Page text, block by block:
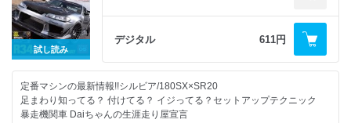
試乗インプレッション@佐々木コータ
カギパンチMR2の脱ポンコツDIYチャレンジ
クラッチの超異常報告
■シリーズ/レギュラーコーナー
試し読み
デジタル 611円
定番マシンの最新情報!!シルビア/180SX×SR20
足まわり知ってる？ 付けてる？ イジってる？セットアップテクニック
暴走機関車 Daiちゃんの生涯走り屋宣言